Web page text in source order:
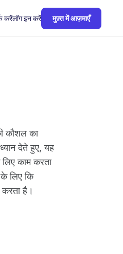
करेंलॉग इन करें मुफ़्त में आज़माएँ
कौशल का
देते हुए, यह
काम करता
लिए कि
है।